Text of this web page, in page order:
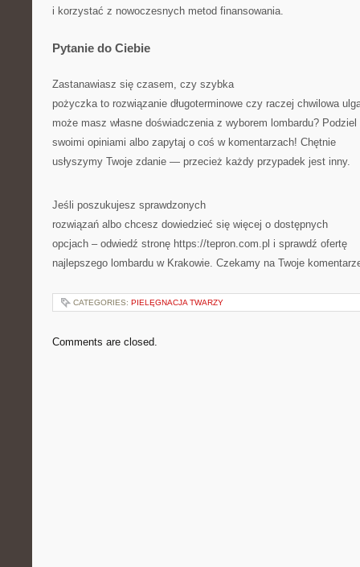
i korzystać z nowoczesnych metod finansowania.
Pytanie do Ciebie
Zastanawiasz się czasem, czy szybka
pożyczka to rozwiązanie długoterminowe czy raczej chwilowa
może masz własne doświadczenia z wyborem lombardu? Podziel
swoimi opiniami albo zapytaj o coś w komentarzach! Chętnie
usłyszymy Twoje zdanie — przecież każdy przypadek jest inny.
Jeśli poszukujesz sprawdzonych
rozwiązań albo chcesz dowiedzieć się więcej o dostępnych
opcjach – odwiedź stronę https://tepron.com.pl i sprawdź ofertę
najlepszego lombardu w Krakowie. Czekamy na Twoje
CATEGORIES: PIELĘGNACJA TWARZY
Comments are closed.